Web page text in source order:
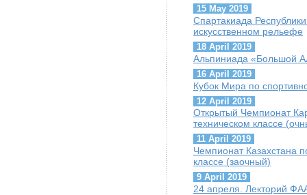
15 May 2019
Спартакиада
искусственном рельефе
18 April 2019
Альпиниада «Большой
16 April 2019
Кубок Мира по
12 April 2019
Открытый Чемпионат
техническом классе
11 April 2019
Чемпионат Казахстана
классе (заочный)
9 April 2019
24 апреля. Лекторий